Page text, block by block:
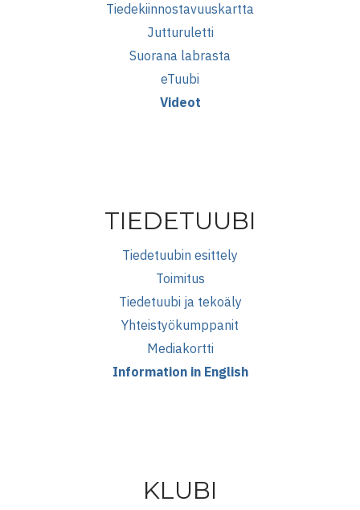
Tiedekiinnostavuuskartta
Jutturuletti
Suorana labrasta
eTuubi
Videot
TIEDETUUBI
Tiedetuubin esittely
Toimitus
Tiedetuubi ja tekoäly
Yhteistyökumppanit
Mediakortti
Information in English
KLUBI